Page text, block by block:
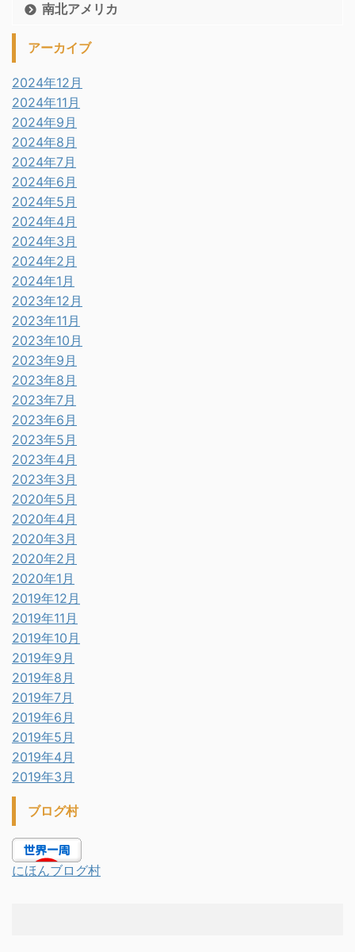
南北アメリカ
アーカイブ
2024年12月
2024年11月
2024年9月
2024年8月
2024年7月
2024年6月
2024年5月
2024年4月
2024年3月
2024年2月
2024年1月
2023年12月
2023年11月
2023年10月
2023年9月
2023年8月
2023年7月
2023年6月
2023年5月
2023年4月
2023年3月
2020年5月
2020年4月
2020年3月
2020年2月
2020年1月
2019年12月
2019年11月
2019年10月
2019年9月
2019年8月
2019年7月
2019年6月
2019年5月
2019年4月
2019年3月
ブログ村
にほんブログ村